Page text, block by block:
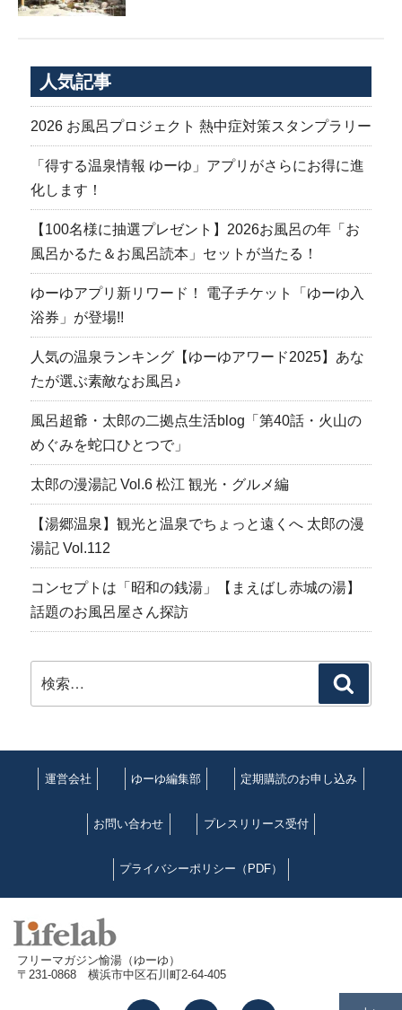
人気記事
2026 お風呂プロジェクト 熱中症対策スタンプラリー
「得する温泉情報 ゆーゆ」アプリがさらにお得に進
化します！
【100名様に抽選プレゼント】2026お風呂の年「お
風呂かるた＆お風呂読本」セットが当たる！
ゆーゆアプリ新リワード！ 電子チケット「ゆーゆ入
浴券」が登場!!
人気の温泉ランキング【ゆーゆアワード2025】あな
たが選ぶ素敵なお風呂♪
風呂超爺・太郎の二拠点生活blog「第40話・火山の
めぐみを蛇口ひとつで」
太郎の漫湯記 Vol.6 松江 観光・グルメ編
【湯郷温泉】観光と温泉でちょっと遠くへ 太郎の漫
湯記 Vol.112
コンセプトは「昭和の銭湯」【まえばし赤城の湯】
話題のお風呂屋さん探訪
索
運営会社 ゆーゆ編集部 定期購読のお申し込み
お問い合わせ プレスリリース受付
プライバシーポリシー（PDF）
フリーマガジン愉湯（ゆーゆ）
〒231-0868 横浜市中区石川町2-64-405
facebooktwitter instagram